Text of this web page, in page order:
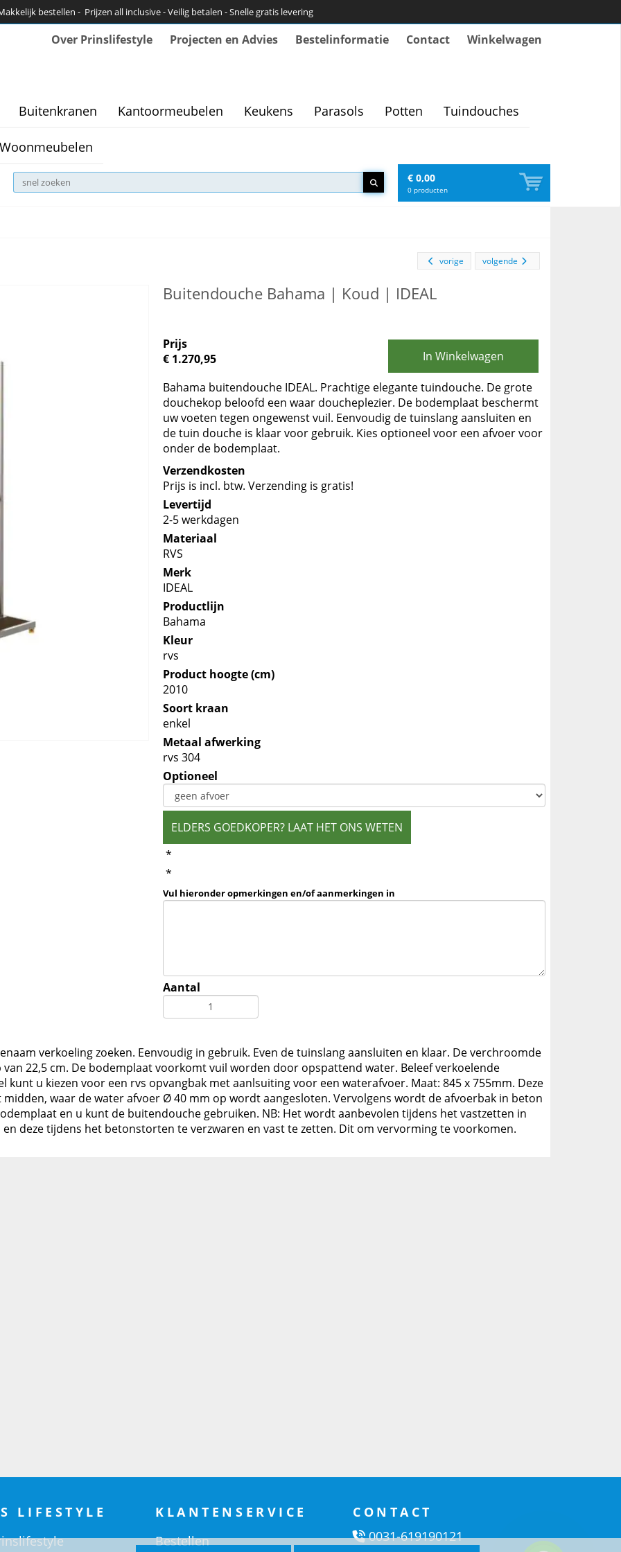
bestellen - Prijzen all inclusive - Veilig betalen - Snelle gratis levering
Over Prinslifestyle Projecten en Advies Bestelinformatie Contact Winkelwagen
Buitenkranen Kantoormeubelen Keukens Parasols Potten Tuindouches
Woonmeubelen
€ 0,00
0 producten
volgende
vorige
Buitendouche Bahama | Koud | IDEAL
Prijs
€ 1.270,95
In Winkelwagen
Bahama buitendouche IDEAL. Prachtige elegante tuindouche. De grote
douchekop beloofd een waar doucheplezier. De bodemplaat beschermt
uw voeten tegen ongewenst vuil. Eenvoudig de tuinslang aansluiten en
de tuin douche is klaar voor gebruik. Kies optioneel voor een afvoer voor
onder de bodemplaat.
Verzendkosten
Prijs is incl. btw. Verzending is gratis!
Levertijd
2-5 werkdagen
Materiaal
RVS
Merk
IDEAL
Productlijn
Bahama
Kleur
rvs
Product hoogte (cm)
2010
Soort kraan
enkel
Metaal afwerking
rvs 304
Optioneel
ELDERS GOEDKOPER? LAAT HET ONS WETEN
*
*
Vul hieronder opmerkingen en/of aanmerkingen in
Aantal
verkoeling zoeken. Eenvoudig in gebruik. Even de tuinslang aansluiten en klaar. De verchroomde
22,5 cm. De bodemplaat voorkomt vuil worden door opspattend water. Beleef verkoelende
u kiezen voor een rvs opvangbak met aanlsuiting voor een waterafvoer. Maat: 845 x 755mm. Deze
waar de water afvoer Ø 40 mm op wordt aangesloten. Vervolgens wordt de afvoerbak in beton
en u kunt de buitendouche gebruiken. NB: Het wordt aanbevolen tijdens het vastzetten in
deze tijdens het betonstorten te verzwaren en vast te zetten. Dit om vervorming te voorkomen.
LIFESTYLE KLANTENSERVICE
Bestellen
CONTACT
0031-619190121